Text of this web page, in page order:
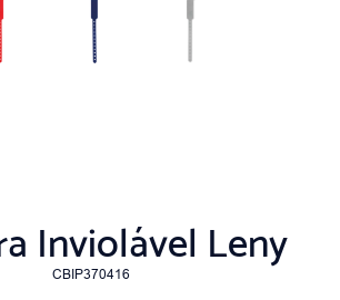
Inviolável Leny
CBIP370416